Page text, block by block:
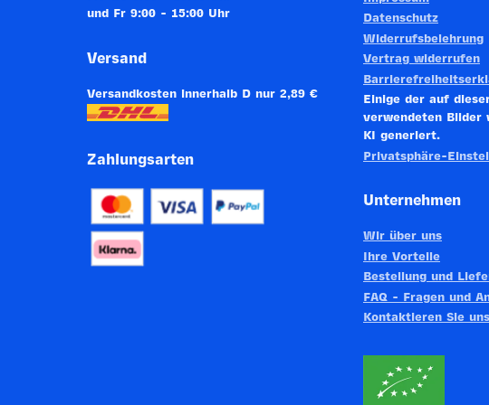
Entalkoholisierter Wein, Vorratspaket
Botter S.P.A., Via L. Cadorna, 17 30020 Fossalta di Piave (VE) – ITALIA
und Fr 9:00 - 15:00 Uhr
Versand
Versandkosten innerhalb D nur 2,89 €
Zahlungsarten
Datenschutz
Widerrufsbelehrung
Vertrag widerrufen
Einige der auf
verwendeten Bilder
KI generiert.
Privatsphäre-
Unternehmen
Wir über uns
Ihre Vorteile
Bestellung und
FAQ - Fragen und
Kontaktieren Sie uns